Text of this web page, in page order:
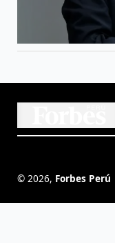
© 2026, Forbes Perú